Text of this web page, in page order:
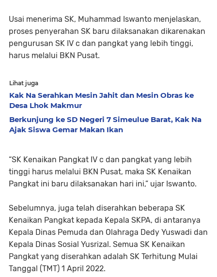
Usai menerima SK, Muhammad Iswanto menjelaskan,
proses penyerahan SK baru dilaksanakan dikarenakan
pengurusan SK IV c dan pangkat yang lebih tinggi,
harus melalui BKN Pusat.
Lihat juga
Kak Na Serahkan Mesin Jahit dan Mesin Obras ke
Desa Lhok Makmur
Berkunjung ke SD Negeri 7 Simeulue Barat, Kak Na
Ajak Siswa Gemar Makan Ikan
“SK Kenaikan Pangkat IV c dan pangkat yang lebih
tinggi harus melalui BKN Pusat, maka SK Kenaikan
Pangkat ini baru dilaksanakan hari ini,” ujar Iswanto.
Sebelumnya, juga telah diserahkan beberapa SK
Kenaikan Pangkat kepada Kepala SKPA, di antaranya
Kepala Dinas Pemuda dan Olahraga Dedy Yuswadi dan
Kepala Dinas Sosial Yusrizal. Semua SK Kenaikan
Pangkat yang diserahkan adalah SK Terhitung Mulai
Tanggal (TMT) 1 April 2022.